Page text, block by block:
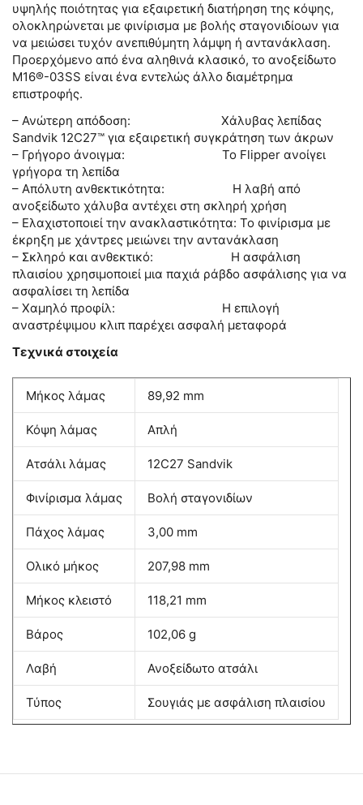
υψηλής ποιότητας για εξαιρετική διατήρηση της κόψης,
ολοκληρώνεται με φινίρισμα με βολής σταγονιδίοων για
να μειώσει τυχόν ανεπιθύμητη λάμψη ή αντανάκλαση.
Προερχόμενο από ένα αληθινά κλασικό, το ανοξείδωτο
M16®-03SS είναι ένα εντελώς άλλο διαμέτρημα
επιστροφής.
– Ανώτερη απόδοση: Χάλυβας λεπίδας
Sandvik 12C27™ για εξαιρετική συγκράτηση των άκρων
– Γρήγορο άνοιγμα: Το Flipper ανοίγει
γρήγορα τη λεπίδα
– Απόλυτη ανθεκτικότητα: Η λαβή από
ανοξείδωτο χάλυβα αντέχει στη σκληρή χρήση
– Ελαχιστοποιεί την ανακλαστικότητα: Το φινίρισμα με
έκρηξη με χάντρες μειώνει την αντανάκλαση
– Σκληρό και ανθεκτικό: Η ασφάλιση
πλαισίου χρησιμοποιεί μια παχιά ράβδο ασφάλισης για να
ασφαλίσει τη λεπίδα
– Χαμηλό προφίλ: Η επιλογή
αναστρέψιμου κλιπ παρέχει ασφαλή μεταφορά
Τεχνικά στοιχεία
Μήκος λάμας 89,92 mm
Κόψη λάμας Απλή
Ατσάλι λάμας 12C27 Sandvik
Φινίρισμα λάμας Βολή σταγονιδίων
Πάχος λάμας 3,00 mm
Ολικό μήκος 207,98 mm
Μήκος κλειστό 118,21 mm
Βάρος 102,06 g
Λαβή Ανοξείδωτο ατσάλι
Τύπος Σουγιάς με ασφάλιση πλαισίου